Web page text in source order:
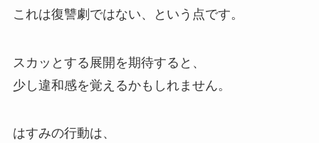
これは復讐劇ではない、という点です。
スカッとする展開を期待すると、
少し違和感を覚えるかもしれません。
はすみの行動は、